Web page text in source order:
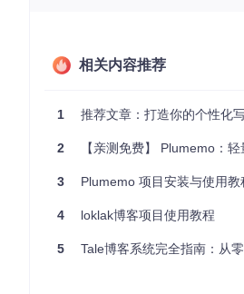
遥远的理想乡
巫山烤鱼：http://qfdxz.top/
接口开发：使用 Mybatis-Plus 快
权限管理：使用 JWT 进行权限
4. 典型生态项目
4.1 后端代码
Plumemo 后端管理系统：
相关内容推荐
1 推荐文章：打造你的个性
2 【亲测免费】 Plumemo：
3 Plumemo 项目安装与使用教
4 loklak博客项目使用教程
5 Tale博客系统完全指南：从